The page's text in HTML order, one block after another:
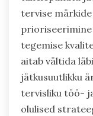
Milliseid
ettevõtjad
vältima?
Ettevõtjad
tähelepanuta